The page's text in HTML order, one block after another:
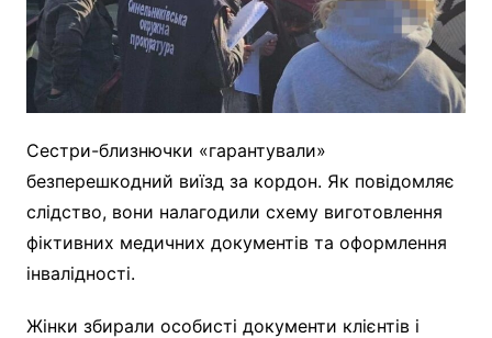
Сестри-близнючки «гарантували»
безперешкодний виїзд за кордон. Як повідомляє
слідство, вони налагодили схему виготовлення
фіктивних медичних документів та оформлення
інвалідності.
Жінки збирали особисті документи клієнтів і